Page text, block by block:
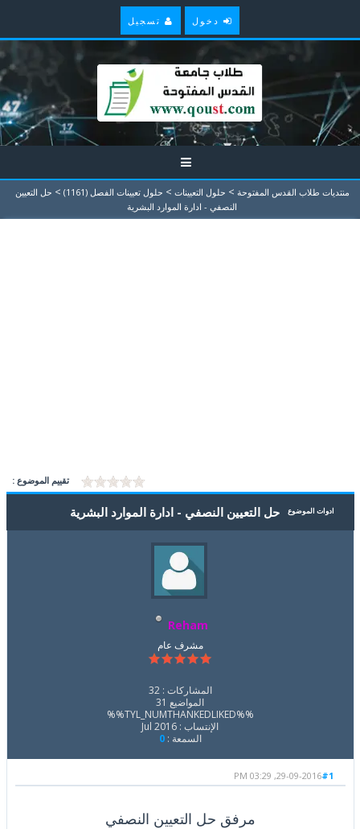
دخول تسجيل
منتديات طلاب القدس المفتوحة > حلول التعيينات > حلول تعيينات الفصل (1161) > حل التعيين
النصفي - ادارة الموارد البشرية
تقييم الموضوع :
ادوات الموضوع حل التعيين النصفي - ادارة الموارد البشرية
Reham
مشرف عام
المشاركات : 32
المواضيع 31
%%TYL_NUMTHANKEDLIKED%%
الإنتساب : Jul 2016
السمعة :0
#1
29-09-2016, 03:29 PM
مرفق حل التعيين النصفي